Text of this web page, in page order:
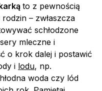
to z pewnością
– zwłaszcza
schłodzone
mleczne i
o krok dalej i postawić
i lodu, np.
woda czy lód